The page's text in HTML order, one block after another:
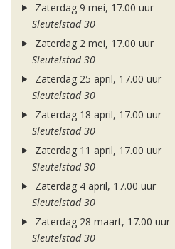
Zaterdag 9 mei, 17.00 uur
Sleutelstad 30
Zaterdag 2 mei, 17.00 uur
Sleutelstad 30
Zaterdag 25 april, 17.00 uur
Sleutelstad 30
Zaterdag 18 april, 17.00 uur
Sleutelstad 30
Zaterdag 11 april, 17.00 uur
Sleutelstad 30
Zaterdag 4 april, 17.00 uur
Sleutelstad 30
Zaterdag 28 maart, 17.00 uur
Sleutelstad 30